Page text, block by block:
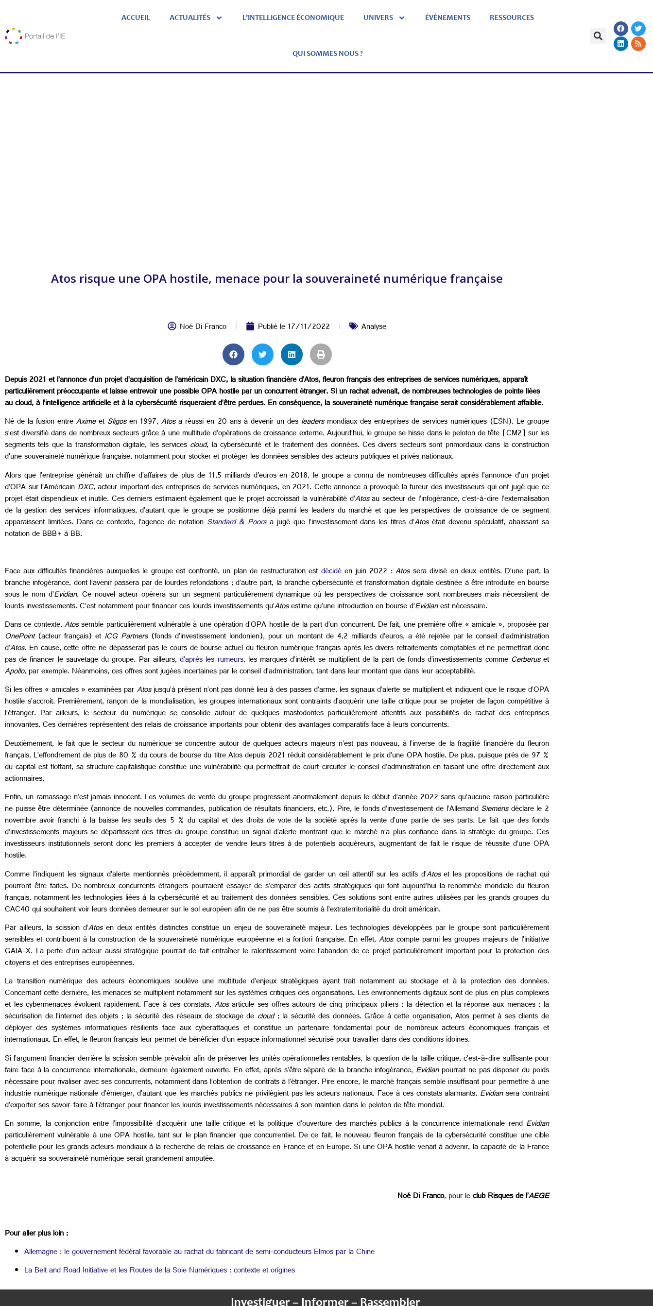
ACCUEIL ACTUALITÉS L’INTELLIGENCE ÉCONOMIQUE UNIVERS ÉVÈNEMENTS RESSOURCES
QUI SOMMES NOUS ?
Atos risque une OPA hostile, menace pour la souveraineté numérique française
Noé Di Franco Publié le17/11/2022 Analyse
Depuis 2021 et l’annonce d’un projet d’acquisition de l’américain DXC, la situation financière d’Atos, fleuron français des entreprises de services numériques, apparaît
particulièrement préoccupante et laisse entrevoir une possible OPA hostile par un concurrent étranger. Si un rachat advenait, de nombreuses technologies de pointe liées
au cloud, à l’intelligence artificielle et à la cybersécurité risqueraient d’être perdues. En conséquence, la souveraineté numérique française serait considérablement affaiblie.
Né de la fusion entreAximeet Sligosen 1997,Atosa réussi en 20 ans à devenir un des leadersmondiaux des entreprises de services numériques (ESN). Le groupe
s’est diversifié dans de nombreux secteurs grâce à une multitude d’opérations de croissance externe. Aujourd’hui, le groupe se hisse dans le peloton de tête [CM2] sur les
segments tels que la transformation digitale, les services cloud, la cybersécurité et le traitement des données. Ces divers secteurs sont primordiaux dans la construction
d’une souveraineté numérique française, notamment pour stocker et protéger les données sensibles des acteurs publiques et privés nationaux.
Alors que l’entreprise générait un chiffre d’affaires de plus de 11,5 milliards d'euros en 2018, le groupe a connu de nombreuses difficultés après l’annonce d’un projet
d’OPA sur l’Américain DXC, acteur important des entreprises de services numériques, en 2021. Cette annonce a provoqué la fureur des investisseurs qui ont jugé que ce
projet était dispendieux et inutile. Ces derniers estimaient également que le projet accroissait la vulnérabilité d’Atosau secteur de l’infogérance, c’est-à-dire l’externalisation
de la gestion des services informatiques, d’autant que le groupe se positionne déjà parmi les leaders du marché et que les perspectives de croissance de ce segment
apparaissent limitées. Dans ce contexte, l’agence de notation Standard & Poorsa jugé que l’investissement dans les titres d’Atosétait devenu spéculatif, abaissant sa
notation de BBB+ à BB.
Face aux difficultés financières auxquelles le groupe est confronté, un plan de restructuration est décidéen juin 2022 :Atossera divisé en deux entités. D’une part, la
branche infogérance, dont l’avenir passera par de lourdes refondations ; d’autre part, la branche cybersécurité et transformation digitale destinée à être introduite en bourse
sous le nom d’Evidian. Ce nouvel acteur opèrera sur un segment particulièrement dynamique où les perspectives de croissance sont nombreuses mais nécessitent de
lourds investissements. C’est notamment pour financer ces lourds investissements qu’Atosestime qu’une introduction en bourse d’Evidianest nécessaire.
Dans ce contexte,Atossemble particulièrement vulnérable à une opération d’OPA hostile de la part d’un concurrent. De fait, une première offre « amicale », proposée par
OnePoint(acteur français) et ICG Partners(fonds d’investissement londonien), pour un montant de 4,2 milliards d’euros, a été rejetée par le conseil d’administration
d’Atos. En cause, cette offre ne dépasserait pas le cours de bourse actuel du fleuron numérique français après les divers retraitements comptables et ne permettrait donc
pas de financer le sauvetage du groupe. Par ailleurs,d'après les rumeurs, les marques d’intérêt se multiplient de la part de fonds d’investissements comme Cerberuset
Apollo, par exemple. Néanmoins, ces offres sont jugées incertaines par le conseil d’administration, tant dans leur montant que dans leur acceptabilité.
Si les offres « amicales » examinées parAtosjusqu’à présent n’ont pas donné lieu à des passes d’arme, les signaux d’alerte se multiplient et indiquent que le risque d’OPA
hostile s’accroit. Premièrement, rançon de la mondialisation, les groupes internationaux sont contraints d’acquérir une taille critique pour se projeter de façon compétitive à
l’étranger. Par ailleurs, le secteur du numérique se consolide autour de quelques mastodontes particulièrement attentifs aux possibilités de rachat des entreprises
innovantes. Ces dernières représentent des relais de croissance importants pour obtenir des avantages comparatifs face à leurs concurrents.
Deuxièmement, le fait que le secteur du numérique se concentre autour de quelques acteurs majeurs n’est pas nouveau, à l’inverse de la fragilité financière du fleuron
français. L’effondrement de plus de 80 % du cours de bourse du titre Atos depuis 2021 réduit considérablement le prix d’une OPA hostile. De plus, puisque près de 97 %
du capital est flottant, sa structure capitalistique constitue une vulnérabilité qui permettrait de court-circuiter le conseil d’administration en faisant une offre directement aux
actionnaires.
Enfin, un ramassage n’est jamais innocent. Les volumes de vente du groupe progressent anormalement depuis le début d’année 2022 sans qu’aucune raison particulière
ne puisse être déterminée (annonce de nouvelles commandes, publication de résultats financiers, etc.). Pire, le fonds d’investissement de l’AllemandSiemensdéclare le 2
novembre avoir franchi à la baisse les seuils des 5 % du capital et des droits de vote de la société après la vente d’une partie de ses parts. Le fait que des fonds
d’investissements majeurs se départissent des titres du groupe constitue un signal d’alerte montrant que le marché n’a plus confiance dans la stratégie du groupe. Ces
investisseurs institutionnels seront donc les premiers à accepter de vendre leurs titres à de potentiels acquéreurs, augmentant de fait le risque de réussite d’une OPA
hostile.
Comme l’indiquent les signaux d’alerte mentionnés précédemment, il apparaît primordial de garder un œil attentif sur les actifs d’Atoset les propositions de rachat qui
pourront être faites. De nombreux concurrents étrangers pourraient essayer de s’emparer des actifs stratégiques qui font aujourd’hui la renommée mondiale du fleuron
français, notamment les technologies liées à la cybersécurité et au traitement des données sensibles. Ces solutions sont entre autres utilisées par les grands groupes du
CAC40 qui souhaitent voir leurs données demeurer sur le sol européen afin de ne pas être soumis à l’extraterritorialité du droit américain.
Par ailleurs, la scission d’Atosen deux entités distinctes constitue un enjeu de souveraineté majeur. Les technologies développées par le groupe sont particulièrement
sensibles et contribuent à la construction de la souveraineté numérique européenne et a fortiori française. En effet,Atoscompte parmi les groupes majeurs de l’initiative
GAIA-X. La perte d’un acteur aussi stratégique pourrait de fait entraîner le ralentissement voire l’abandon de ce projet particulièrement important pour la protection des
citoyens et des entreprises européennes.
La transition numérique des acteurs économiques soulève une multitude d’enjeux stratégiques ayant trait notamment au stockage et à la protection des données.
Concernant cette dernière, les menaces se multiplient notamment sur les systèmes critiques des organisations. Les environnements digitaux sont de plus en plus complexes
et les cybermenaces évoluent rapidement. Face à ces constats, Atosarticule ses offres autours de cinq principaux piliers : la détection et la réponse aux menaces ; la
sécurisation de l’internet des objets ; la sécurité des réseaux de stockage de cloud; la sécurité des données. Grâce à cette organisation, Atos permet à ses clients de
déployer des systèmes informatiques résilients face aux cyberattaques et constitue un partenaire fondamental pour de nombreux acteurs économiques français et
internationaux. En effet, le fleuron français leur permet de bénéficier d’un espace informationnel sécurisé pour travailler dans des conditions idoines.
Si l’argument financier derrière la scission semble prévaloir afin de préserver les unités opérationnelles rentables, la question de la taille critique, c’est-à-dire suffisante pour
faire face à la concurrence internationale, demeure également ouverte. En effet, après s’être séparé de la branche infogérance, Evidianpourrait ne pas disposer du poids
nécessaire pour rivaliser avec ses concurrents, notamment dans l’obtention de contrats à l’étranger. Pire encore, le marché français semble insuffisant pour permettre à une
industrie numérique nationale d’émerger, d’autant que les marchés publics ne privilégient pas les acteurs nationaux. Face à ces constats alarmants, Evidiansera contraint
d’exporter ses savoir-faire à l’étranger pour financer les lourds investissements nécessaires à son maintien dans le peloton de tête mondial.
En somme, la conjonction entre l’impossibilité d’acquérir une taille critique et la politique d’ouverture des marchés publics à la concurrence internationale rend Evidian
particulièrement vulnérable à une OPA hostile, tant sur le plan financier que concurrentiel. De ce fait, le nouveau fleuron français de la cybersécurité constitue une cible
potentielle pour les grands acteurs mondiaux à la recherche de relais de croissance en France et en Europe. Si une OPA hostile venait à advenir, la capacité de la France
à acquérir sa souveraineté numérique serait grandement amputée.
Noé Di Franco, pour leclub Risques de l’AEGE
Pour aller plus loin :
Allemagne : le gouvernement fédéral favorable au rachat du fabricant de semi-conducteurs Elmos par la Chine
La Belt and Road Initiative et les Routes de la Soie Numériques : contexte et origines
Investiguer – Informer – Rassembler